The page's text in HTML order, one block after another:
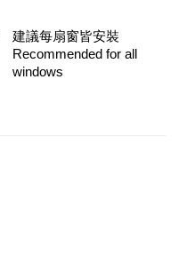
建議每扇窗皆安裝
Recommended for all
windows